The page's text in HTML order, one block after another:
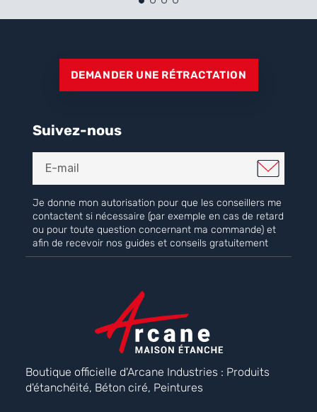
DEMANDER UNE RÉTRACTATION
Suivez-nous
Je donne mon autorisation pour que les conseillers me
contactent si nécessaire (par exemple en cas de retard
ou pour toute question concernant ma commande) et
afin de recevoir nos guides et conseils gratuitement
Boutique officielle d'Arcane Industries : Produits
d'étanchéité, Béton ciré, Peintures